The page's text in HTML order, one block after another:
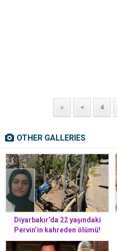
« < 4
OTHER GALLERIES
Diyarbakır’da 22 yaşındaki
Pervin’in kahreden ölümü!
Yerde hareketsiz yatan keçiye